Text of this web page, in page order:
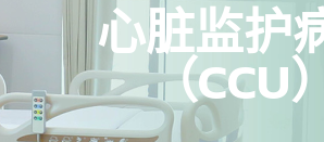
心脏监护
（CCU）